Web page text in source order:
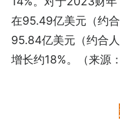
在95.49亿美元（约
95.84亿美元（约合
增长约18%。（来源